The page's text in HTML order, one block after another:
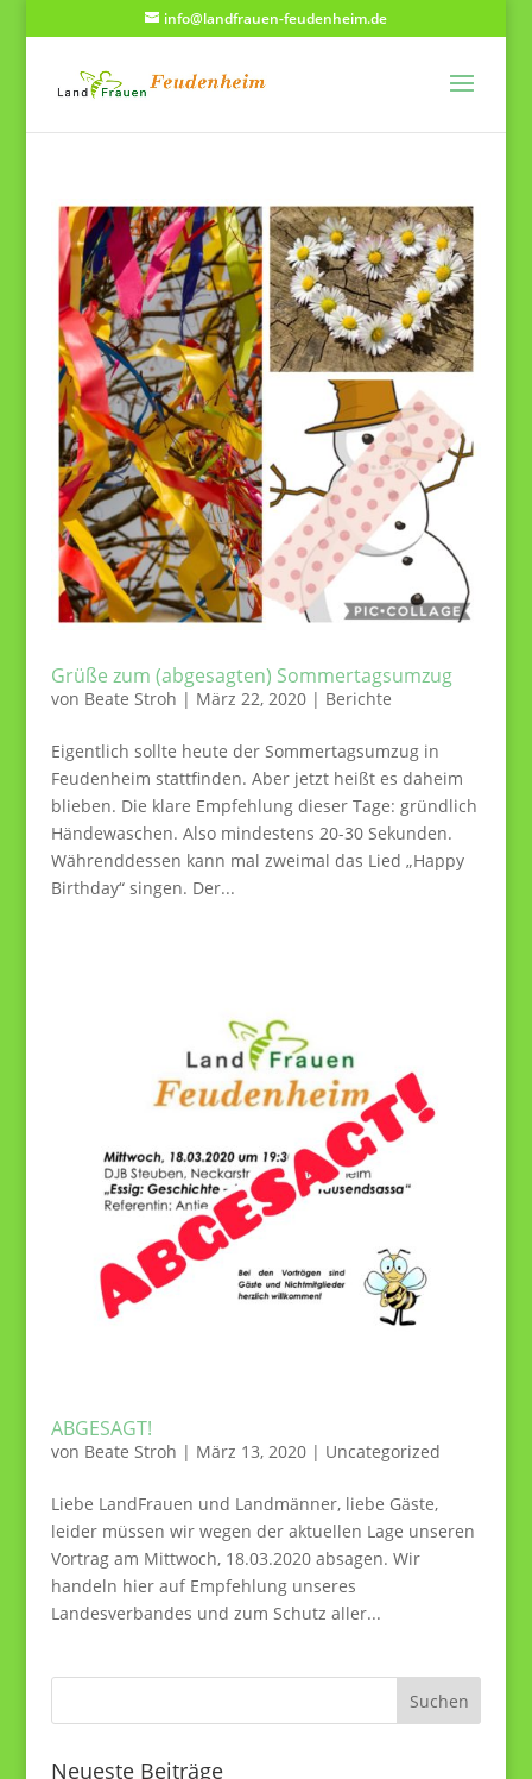
info@landfrauen-feudenheim.de
Grüße zum (abgesagten) Sommertagsumzug
von Beate Stroh | März 22, 2020| Berichte
Eigentlich sollte heute der Sommertagsumzug in
Feudenheim stattfinden. Aber jetzt heißt es daheim
blieben. Die klare Empfehlung dieser Tage: gründlich
Händewaschen. Also mindestens 20-30 Sekunden.
Währenddessen kann mal zweimal das Lied „Happy
Birthday“ singen. Der...
ABGESAGT!
von Beate Stroh | März 13, 2020| Uncategorized
Liebe LandFrauen und Landmänner, liebe Gäste,
leider müssen wir wegen der aktuellen Lage unseren
Vortrag am Mittwoch, 18.03.2020 absagen. Wir
handeln hier auf Empfehlung unseres
Landesverbandes und zum Schutz aller...
Neueste Beiträge